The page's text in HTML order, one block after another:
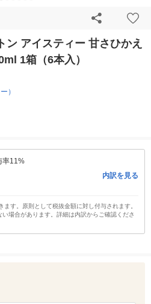
ン アイスティー 甘さひかえ
1箱（6本入）
）
率11%
内訳を見る
す。原則として税抜金額に対し付与されます。
場合があります。詳細は内訳からご確認くださ